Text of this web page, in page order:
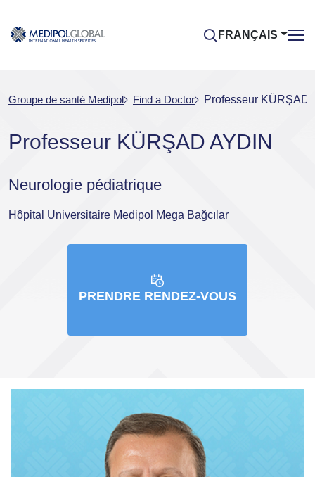
FRANÇAIS
Groupe de santé Medipol Find a Doctor Professeur KÜRŞAD
Professeur KÜRŞAD AYDIN
Neurologie pédiatrique
Hôpital Universitaire Medipol Mega Bağcılar
PRENDRE RENDEZ-VOUS